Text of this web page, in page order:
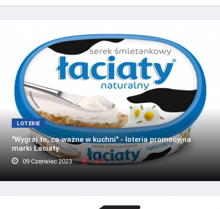
LOTERIE
"Wygraj to, co ważne w kuchni" - loteria promocyjna
marki Łaciaty
09 Czerwiec 2023 1673